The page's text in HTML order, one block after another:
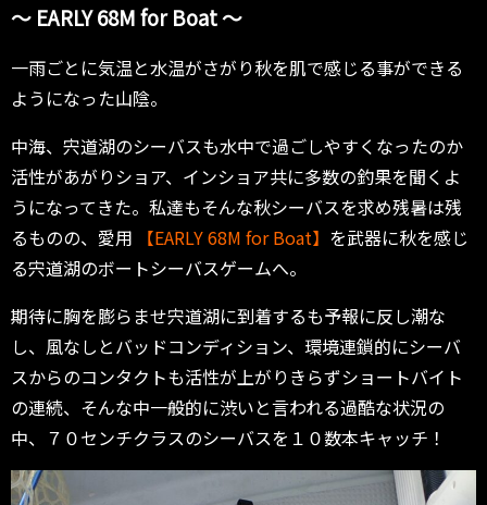
〜 EARLY 68M for Boat 〜
一雨ごとに気温と水温がさがり秋を肌で感じる事ができる
ようになった山陰。
中海、宍道湖のシーバスも水中で過ごしやすくなったのか
活性があがりショア、インショア共に多数の釣果を聞くよ
うになってきた。私達もそんな秋シーバスを求め残暑は残
るものの、愛用
【EARLY 68M for Boat】 を武器に秋を感じ
る宍道湖のボートシーバスゲームへ。
期待に胸を膨らませ宍道湖に到着するも予報に反し潮な
し、風なしとバッドコンディション、環境連鎖的にシーバ
スからのコンタクトも活性が上がりきらずショートバイト
の連続、そんな中一般的に渋いと言われる過酷な状況の
中、７０センチクラスのシーバスを１０数本キャッチ！